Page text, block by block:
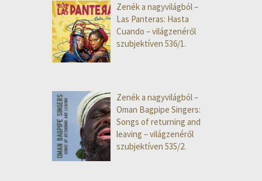
Zenék a nagyvilágból –
Las Panteras: Hasta
Cuando – világzenéről
szubjektíven 536/1.
Zenék a nagyvilágból –
Oman Bagpipe Singers:
Songs of returning and
leaving – világzenéről
szubjektíven 535/2.